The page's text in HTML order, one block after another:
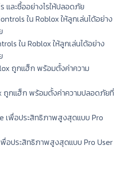
ร และซื้ออย่างไรให้ปลอดภัย
ใน Roblox ให้ลูกเล่นได้อย่าง
กแฮ็ก พร้อมตั้งค่าความปลอดภัยที่
พื่อประสิทธิภาพสูงสุดแบบ Pro User